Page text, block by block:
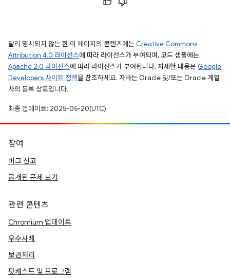
달리 명시되지 않는 한 이 페이지의 콘텐츠에는 Creative Commons
Attribution 4.0 라이선스에 따라 라이선스가 부여되며, 코드 샘플에는
Apache 2.0 라이선스에 따라 라이선스가 부여됩니다. 자세한 내용은 Google
Developers 사이트 정책을 참조하세요. 자바는 Oracle 및/또는 Oracle 계열
사의 등록 상표입니다.
최종 업데이트: 2025-05-20(UTC)
참여
버그 신고
공개된 문제 보기
관련 콘텐츠
Chromium 업데이트
우수사례
보관처리
팟캐스트 및 프로그램